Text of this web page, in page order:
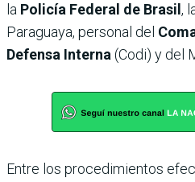
la Policía Federal de Brasil ,
Paraguaya, personal del
Defensa Interna(Codi) y del
Entre los procedimientos